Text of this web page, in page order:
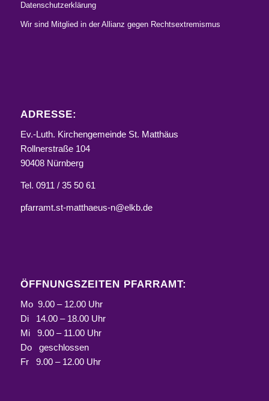
Datenschutzerklärung
Wir sind Mitglied in der Allianz gegen Rechtsextremismus
ADRESSE:
Ev.-Luth. Kirchengemeinde St. Matthäus
Rollnerstraße 104
90408 Nürnberg
Tel. 0911 / 35 50 61
pfarramt.st-matthaeus-n@elkb.de
ÖFFNUNGSZEITEN PFARRAMT:
Mo 9.00 – 12.00 Uhr
Di 14.00 – 18.00 Uhr
Mi 9.00 – 11.00 Uhr
Do geschlossen
Fr 9.00 – 12.00 Uhr